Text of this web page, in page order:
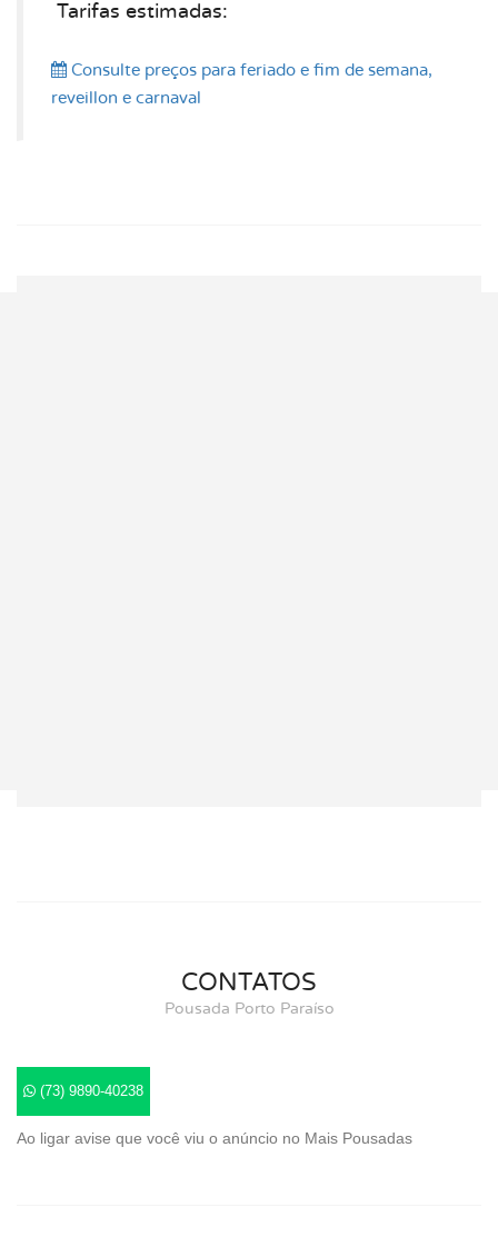
Tarifas estimadas:
Consulte preços para feriado e fim de semana,
reveillon e carnaval
CONTATOS
Pousada Porto Paraíso
(73) 9890-40238
Ao ligar avise que você viu o anúncio no Mais Pousadas